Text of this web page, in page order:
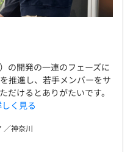
の開発の一連のフェーズに
推進し、若手メンバーをサ
だけるとありがたいです。
く見る
／神奈川